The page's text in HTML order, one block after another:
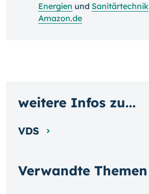
Energien und Sanitärtechnik
Amazon.de
Verwandte Themen
weitere Infos zu...
VDS